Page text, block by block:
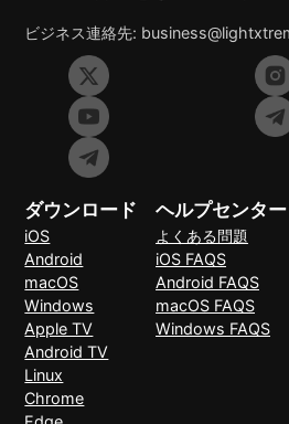
ビジネス連絡先:
ダウンロード
iOS
Android
macOS
Windows
Apple TV
Android TV
Linux
Chrome
ヘルプセンター
よくある問題
iOS FAQS
Android FAQS
macOS FAQS
Windows FAQS